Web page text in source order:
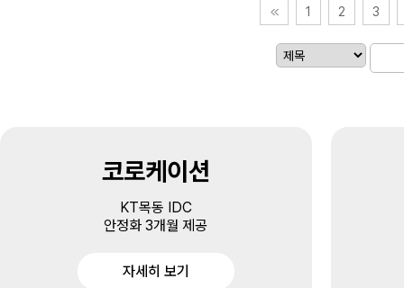
1 2 3
코로케이션
KT목동 IDC
안정화 3개월 제공
자세히 보기